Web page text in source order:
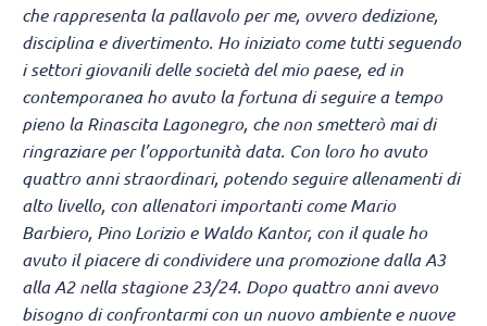
che rappresenta la pallavolo per me, ovvero dedizione,
disciplina e divertimento. Ho iniziato come tutti seguendo
i settori giovanili delle società del mio paese, ed in
contemporanea ho avuto la fortuna di seguire a tempo
pieno la Rinascita Lagonegro, che non smetterò mai di
ringraziare per l’opportunità data. Con loro ho avuto
quattro anni straordinari, potendo seguire allenamenti di
alto livello, con allenatori importanti come Mario
Barbiero, Pino Lorizio e Waldo Kantor, con il quale ho
avuto il piacere di condividere una promozione dalla A3
alla A2 nella stagione 23/24. Dopo quattro anni avevo
bisogno di confrontarmi con un nuovo ambiente e nuove